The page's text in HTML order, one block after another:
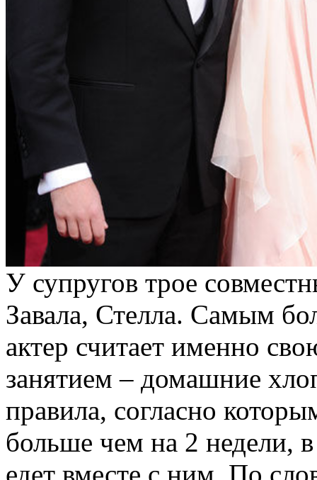
У супругов трое
Завала, Стелла. Самым
актер считает именно
занятием – домашние
правила, согласно
больше чем на 2 недели,
едет вместе с ним. По